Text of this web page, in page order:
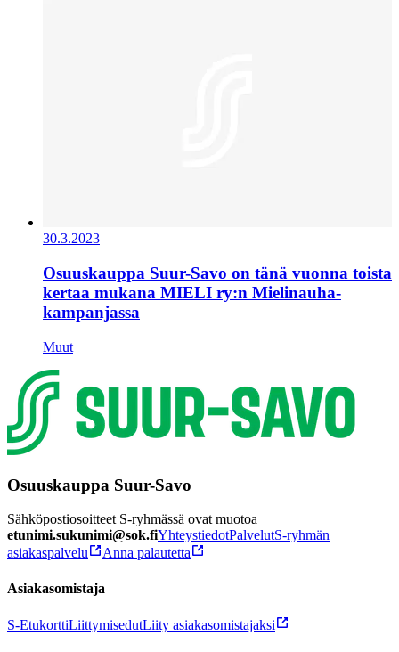
30.3.2023
Osuuskauppa Suur-Savo on tänä vuonna toista
kertaa mukana MIELI ry:n Mielinauha-
kampanjassa
Muut
Osuuskauppa Suur-Savo
Sähköpostiosoitteet S-ryhmässä ovat muotoa
etunimi.sukunimi@sok.fiYhteystiedotPalvelutS-ryhmän
asiakaspalvelu
Anna palautetta
Asiakasomistaja
S-EtukorttiLiittymisedutLiity asiakasomistajaksi